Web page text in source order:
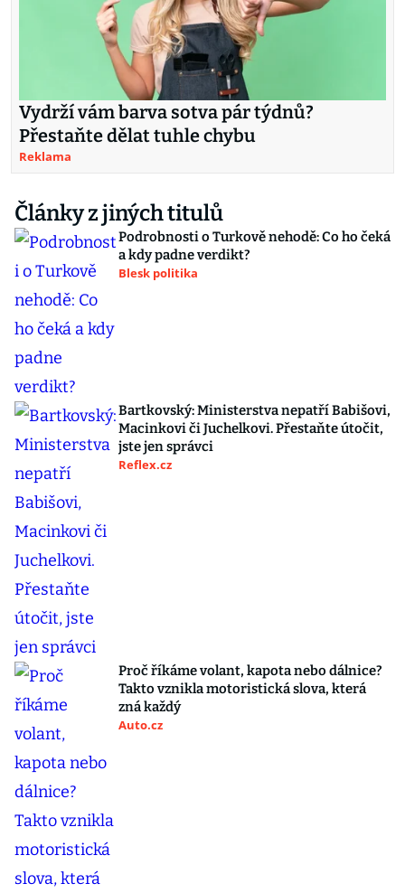
Vydrží vám barva sotva pár týdnů?
Přestaňte dělat tuhle chybu
Reklama
Články z jiných titulů
Podrobnosti o Turkově nehodě: Co ho čeká
a kdy padne verdikt?
Blesk politika
Bartkovský: Ministerstva nepatří Babišovi,
Macinkovi či Juchelkovi. Přestaňte útočit,
jste jen správci
Reflex.cz
Proč říkáme volant, kapota nebo dálnice?
Takto vznikla motoristická slova, která
zná každý
Auto.cz